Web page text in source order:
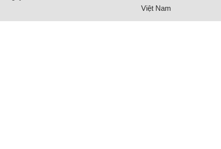
Việt Nam